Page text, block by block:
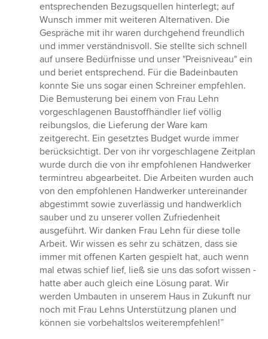
entsprechenden Bezugsquellen hinterlegt; auf
Wunsch immer mit weiteren Alternativen. Die
Gespräche mit ihr waren durchgehend freundlich
und immer verständnisvoll. Sie stellte sich schnell
auf unsere Bedürfnisse und unser "Preisniveau" ein
und beriet entsprechend. Für die Badeinbauten
konnte Sie uns sogar einen Schreiner empfehlen.
Die Bemusterung bei einem von Frau Lehn
vorgeschlagenen Baustoffhändler lief völlig
reibungslos, die Lieferung der Ware kam
zeitgerecht. Ein gesetztes Budget wurde immer
berücksichtigt. Der von ihr vorgeschlagene Zeitplan
wurde durch die von ihr empfohlenen Handwerker
termintreu abgearbeitet. Die Arbeiten wurden auch
von den empfohlenen Handwerker untereinander
abgestimmt sowie zuverlässig und handwerklich
sauber und zu unserer vollen Zufriedenheit
ausgeführt. Wir danken Frau Lehn für diese tolle
Arbeit. Wir wissen es sehr zu schätzen, dass sie
immer mit offenen Karten gespielt hat, auch wenn
mal etwas schief lief, ließ sie uns das sofort wissen -
hatte aber auch gleich eine Lösung parat. Wir
werden Umbauten in unserem Haus in Zukunft nur
noch mit Frau Lehns Unterstützung planen und
können sie vorbehaltslos weiterempfehlen!”